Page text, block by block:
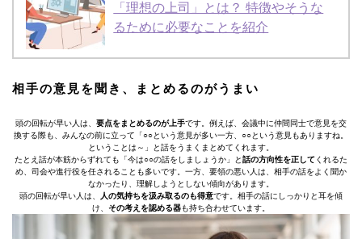
「理想の上司」とは？ 特徴やそうな
るために必要なことを紹介
相手の意見を聞き、まとめるのがうまい
頭の回転が早い人は、 要点をまとめるのが上手です。例えば、会議中に仲間同士で意見を交
換する際も、みんなの前に立って「○○という意見が多い一方、○○という意見もありますね。
ということは～」と話をうまくまとめてくれます。
たとえ話が本筋からずれても「今は○○の話をしましょうか」と話の方向性を正してくれるた
め、司会や進行役を任されることも多いです。一方、要領の悪い人は、相手の話をよく聞か
なかったり、理解しようとしない傾向があります。
頭の回転が早い人は、
人の気持ちを汲み取るのも得意です。相手の話にしっかりと耳を傾
け、 その考えを認める器も持ち合わせています。